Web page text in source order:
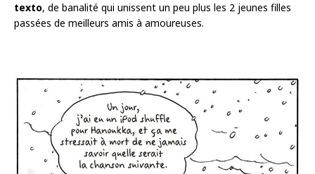
texto, de banalité qui unissent un peu plus les 2 jeunes filles
passées de meilleurs amis à amoureuses.